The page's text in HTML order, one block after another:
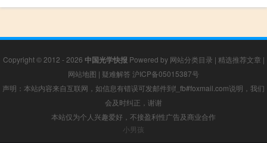
Copyright © 2012 - 2026 中国光学快报 Powered by 网站分类目录 | 精选推荐文章 |
网站地图 | 疑难解答 沪ICP备05015387号
声明：本站内容来自互联网，如信息有错误可发邮件到f_fb#foxmail.com说明，我们
会及时纠正，谢谢
本站仅为个人兴趣爱好，不接盈利性广告及商业合作
小男孩